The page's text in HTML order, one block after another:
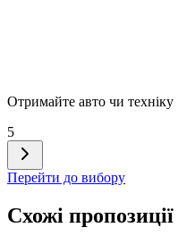
Отримайте авто чи техніку
5
Перейти до вибору
Схожі пропозиції